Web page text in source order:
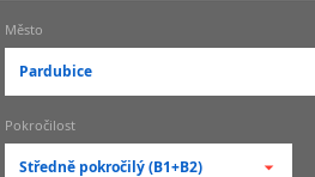
Město
Pardubice
-- vyberte město --
pražské městské části
Pokročilost
Středně pokročilý (B1+B2)